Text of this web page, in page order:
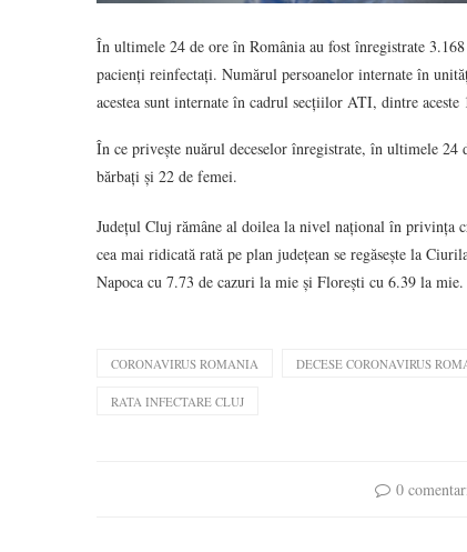
În ultimele 24 de ore în România au fost înregistrate
pacienți reinfectați. Numărul persoanelor internate în
acestea sunt internate în cadrul secțiilor ATI, dintre
În ce privește nuărul deceselor înregistrate, în ultimele 24
bărbați și 22 de femei.
Județul Cluj rămâne al doilea la nivel național în privința
cea mai ridicată rată pe plan județean se regăsește la
Napoca cu 7.73 de cazuri la mie și Florești cu 6.39 la mie.
CORONAVIRUS ROMANIA DECESE CORONAVIRUS
RATA INFECTARE CLUJ
0